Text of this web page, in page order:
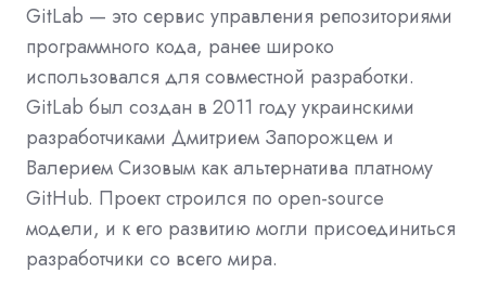
GitLab — это сервис управления репозиториями
программного кода, ранее широко
использовался для совместной разработки.
GitLab был создан в 2011 году украинскими
разработчиками Дмитрием Запорожцем и
Валерием Сизовым как альтернатива платному
GitHub. Проект строился по open-source
модели, и к его развитию могли присоединиться
разработчики со всего мира.